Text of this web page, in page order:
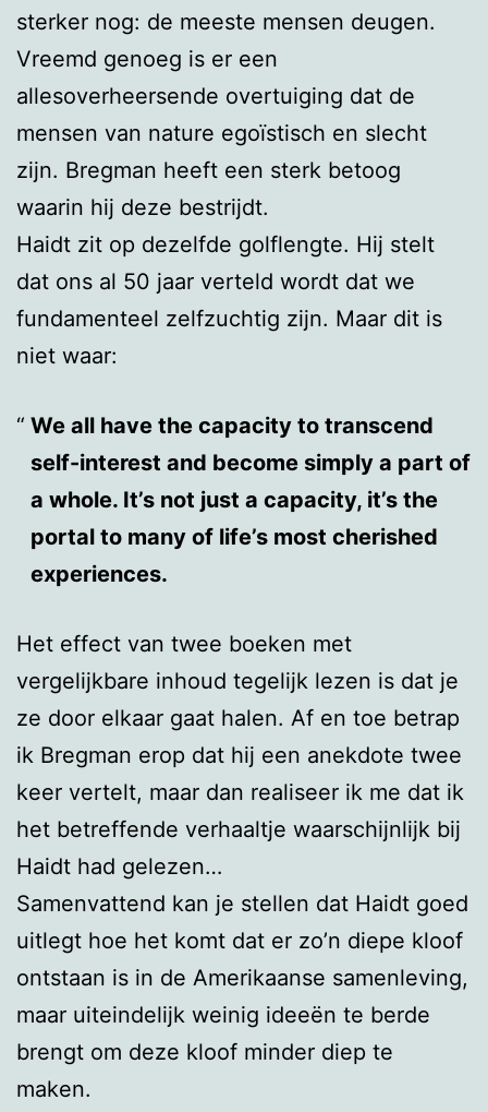
sterker nog: de meeste mensen deugen.
Vreemd genoeg is er een
allesoverheersende overtuiging dat de
mensen van nature egoïstisch en slecht
zijn. Bregman heeft een sterk betoog
waarin hij deze bestrijdt.
Haidt zit op dezelfde golflengte. Hij stelt
dat ons al 50 jaar verteld wordt dat we
fundamenteel zelfzuchtig zijn. Maar dit is
niet waar:
We all have the capacity to transcend
self-interest and become simply a part of
a whole. It’s not just a capacity, it’s the
portal to many of life’s most cherished
experiences.
Het effect van twee boeken met
vergelijkbare inhoud tegelijk lezen is dat je
ze door elkaar gaat halen. Af en toe betrap
ik Bregman erop dat hij een anekdote twee
keer vertelt, maar dan realiseer ik me dat ik
het betreffende verhaaltje waarschijnlijk bij
Haidt had gelezen…
Samenvattend kan je stellen dat Haidt goed
uitlegt hoe het komt dat er zo’n diepe kloof
ontstaan is in de Amerikaanse samenleving,
maar uiteindelijk weinig ideeën te berde
brengt om deze kloof minder diep te
maken.